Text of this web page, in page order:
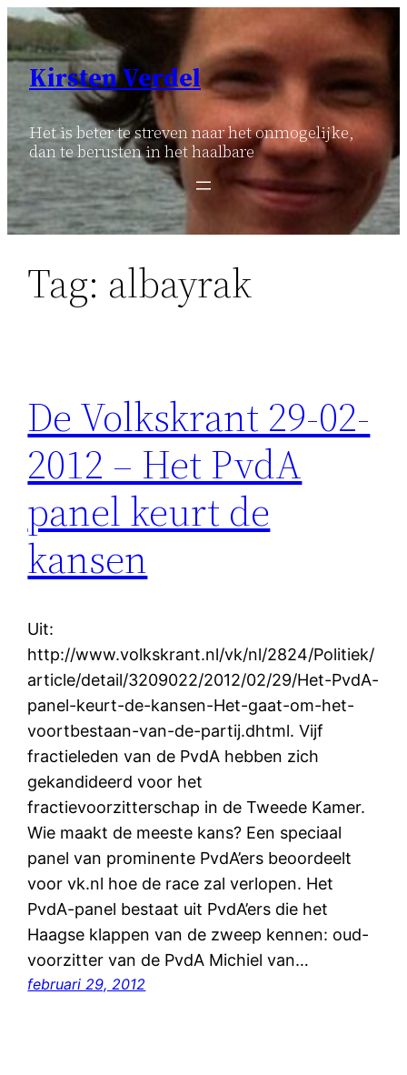
Ga
naar
inhoud
Kirsten Verdel
Het is beter te streven naar het onmogelijke,
dan te berusten in het haalbare
Tag: albayrak
De Volkskrant 29-02-
2012 – Het PvdA
panel keurt de
kansen
Uit:
http://www.volkskrant.nl/vk/nl/2824/Politiek/
article/detail/3209022/2012/02/29/Het-PvdA-
panel-keurt-de-kansen-Het-gaat-om-het-
voortbestaan-van-de-partij.dhtml. Vijf
fractieleden van de PvdA hebben zich
gekandideerd voor het
fractievoorzitterschap in de Tweede Kamer.
Wie maakt de meeste kans? Een speciaal
panel van prominente PvdA’ers beoordeelt
voor vk.nl hoe de race zal verlopen. Het
PvdA-panel bestaat uit PvdA’ers die het
Haagse klappen van de zweep kennen: oud-
voorzitter van de PvdA Michiel van…
februari 29, 2012